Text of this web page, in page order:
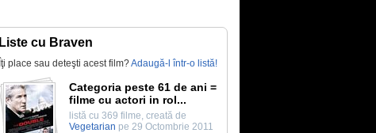
Liste cu Braven
Îţi place sau deteşti acest film?Adaugă-l într-o listă!
Categoria peste 61 de ani =
filme cu actori in rol...
listă cu 369 filme, creată de
Vegetarian pe 29 Octombrie 2011